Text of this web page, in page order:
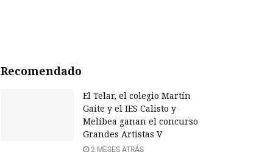
Recomendado
El Telar, el colegio Martín
Gaite y el IES Calisto y
Melibea ganan el concurso
Grandes Artistas V
2 MESES ATRÁS